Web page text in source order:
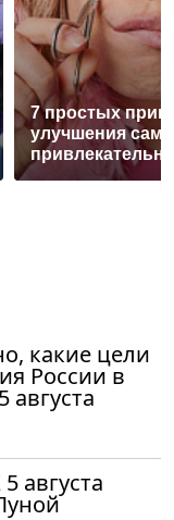
7 простых
улучшения
какие цели
России в
августа
августа